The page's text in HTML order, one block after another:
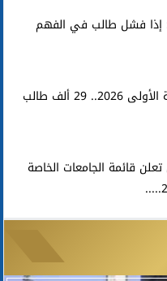
إذا فشل طالب في الفهم
تنسيق المرحلة الأولى 2026.. 29 ألف طالب
تعلن قائمة الجامعات الخاصة